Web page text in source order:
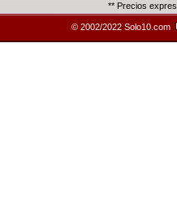
** Precios
© 2002/2022 Solo10.com